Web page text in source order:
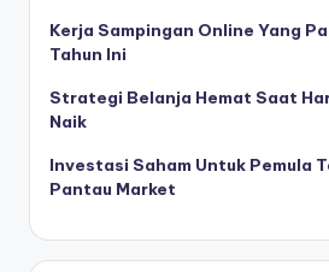
Kerja Sampingan Online Yang
Tahun Ini
Strategi Belanja Hemat Saat
Naik
Investasi Saham Untuk Pemula
Pantau Market